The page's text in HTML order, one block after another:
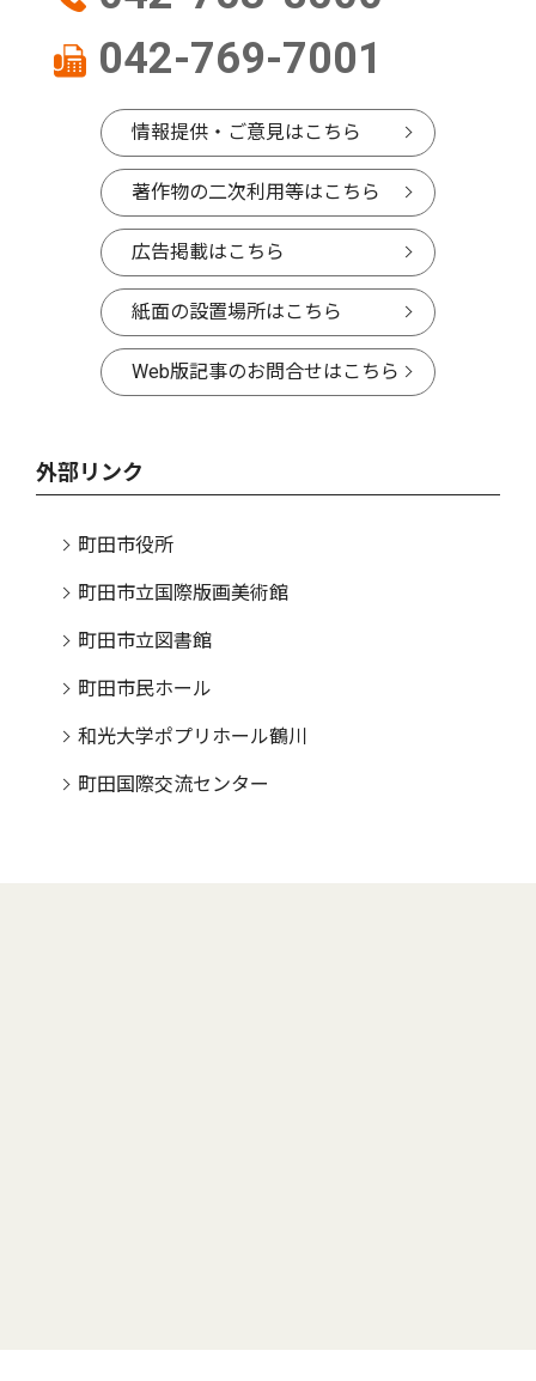
042-769-7001
情報提供・ご意見はこちら
著作物の二次利用等はこちら
広告掲載はこちら
紙面の設置場所はこちら
Web版記事のお問合せはこちら
外部リンク
町田市役所
町田市立国際版画美術館
町田市立図書館
町田市民ホール
和光大学ポプリホール鶴川
町田国際交流センター